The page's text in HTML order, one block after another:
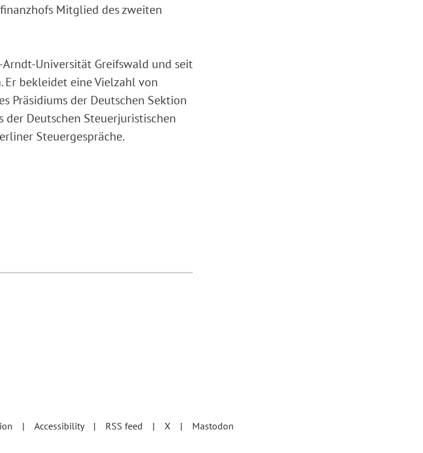
Mitglied des zweiten
Universität Greifswald und seit
Er bekleidet eine Vielzahl von
Präsidiums der Deutschen Sektion
der Deutschen Steuerjuristischen
Steuergespräche.
Accessibility RSS feed X Mastodon